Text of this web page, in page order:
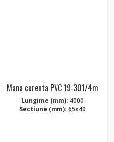
Mana curenta PVC 19‑301/4m
Lungime (mm): 4000
Sectiune (mm): 65x40